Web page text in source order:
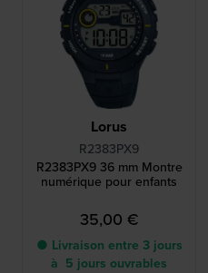
Lorus
R2383PX9
R2383PX9 36 mm Montre
numérique pour enfants
35,00 €
● Livraison entre 3 jours
à 5 jours ouvrables